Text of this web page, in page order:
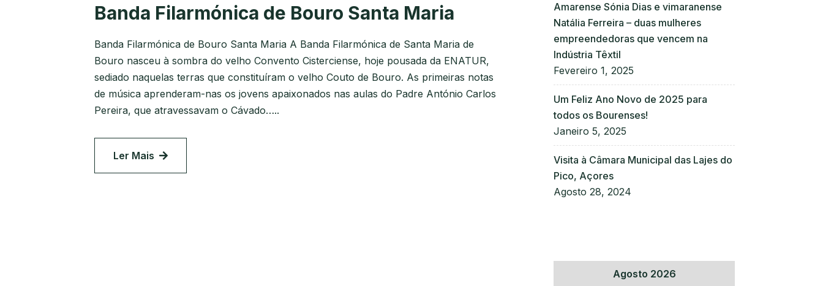
Banda Filarmónica de Bouro Santa Maria
Banda Filarmónica de Bouro Santa Maria A Banda Filarmónica de Santa Maria de
Bouro nasceu à sombra do velho Convento Cisterciense, hoje pousada da ENATUR,
sediado naquelas terras que constituíram o velho Couto de Bouro. As primeiras notas
de música aprenderam-nas os jovens apaixonados nas aulas do Padre António Carlos
Pereira, que atravessavam o Cávado…..
Ler Mais
Amarense Sónia Dias e vimaranense
Natália Ferreira – duas mulheres
empreendedoras que vencem na
Indústria Têxtil
Fevereiro 1, 2025
Um Feliz Ano Novo de 2025 para
todos os Bourenses!
Janeiro 5, 2025
Visita à Câmara Municipal das Lajes do
Pico, Açores
Agosto 28, 2024
Agosto 2026